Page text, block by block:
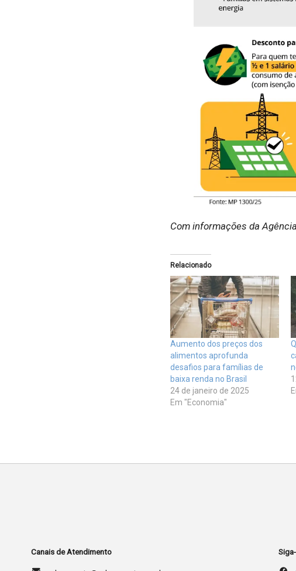
Com informações da
Relacionado
Aumento dos preços dos
alimentos aprofunda
desafios para famílias de
baixa renda no Brasil
24 de janeiro de 2025
Em "Economia"
Canais de Atendimento